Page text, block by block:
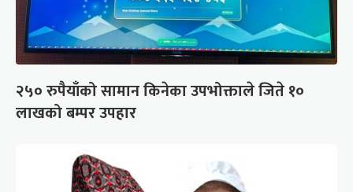
२५० रुपैयाँको सामान किनेका उपभोक्ताले जिते १०
लाखको बम्पर उपहार